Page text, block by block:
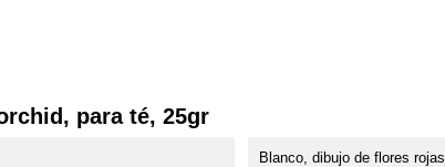
para té, 25gr
Blanco, dibujo de flores rojas